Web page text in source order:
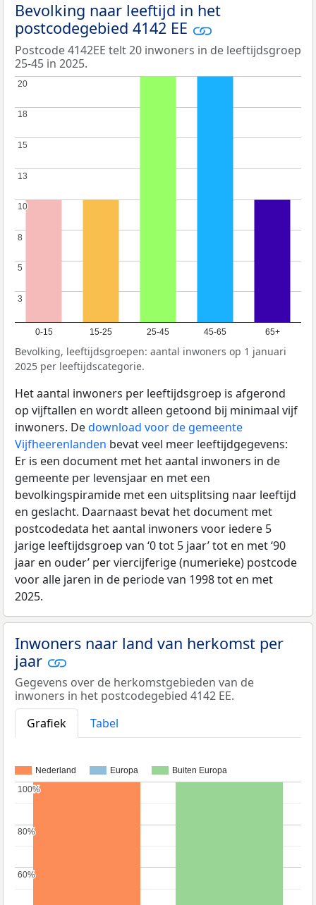
Bevolking naar leeftijd in het
postcodegebied 4142 EE
Postcode 4142EE telt 20 inwoners in de leeftijdsgroep
25-45 in 2025.
0-15 15-25 25-45 45-65 65+
3
3
5
5
8
8
10
10
13
13
15
15
18
18
20
20
Bevolking, leeftijdsgroepen: aantal inwoners op 1 januari
2025 per leeftijdscategorie.
Het aantal inwoners per leeftijdsgroep is afgerond
op vijftallen en wordt alleen getoond bij minimaal vijf
inwoners. Dedownload voor de gemeente
Vijfheerenlanden bevat veel meer leeftijdgegevens:
Er is een document met het aantal inwoners in de
gemeente per levensjaar en met een
bevolkingspiramide met een uitsplitsing naar leeftijd
en geslacht. Daarnaast bevat het document met
postcodedata het aantal inwoners voor iedere 5
jarige leeftijdsgroep van ‘0 tot 5 jaar’ tot en met ‘90
jaar en ouder’ per viercijferige (numerieke) postcode
voor alle jaren in de periode van 1998 tot en met
2025.
Inwoners naar land van herkomst per
jaar
Gegevens over de herkomstgebieden van de
inwoners in het postcodegebied 4142 EE.
Grafiek
Tabel
Nederland Europa Buiten Europa
60%
60%
80%
80%
100%
100%